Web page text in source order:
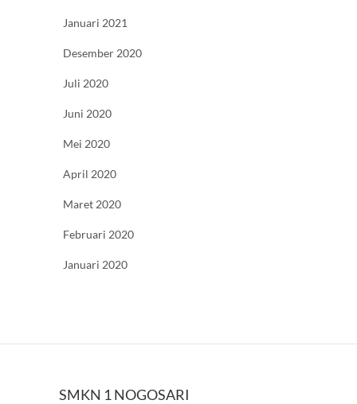
Januari 2021
Desember 2020
Juli 2020
Juni 2020
Mei 2020
April 2020
Maret 2020
Februari 2020
Januari 2020
SMKN 1 NOGOSARI